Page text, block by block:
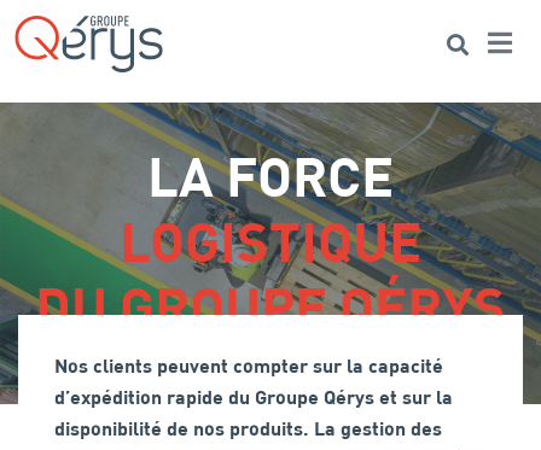
Search
LA FORCE
LOGISTIQUE
DU GROUPE QÉRYS
Nos clients peuvent compter sur la capacité
d’expédition rapide du Groupe Qérys et sur la
disponibilité de nos produits. La gestion des